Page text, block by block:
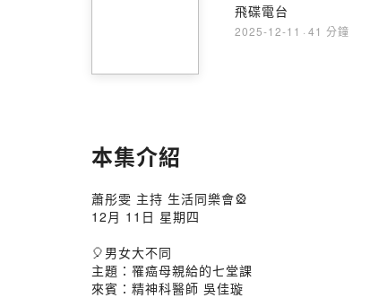
飛碟電台
2025-12-11 · 41 分鐘
本集介紹
蕭彤雯 主持 生活同樂會🎡
12月 11日 星期四
🎈男女大不同
主題：罹癌母親給的七堂課
來賓：精神科醫師 吳佳璇